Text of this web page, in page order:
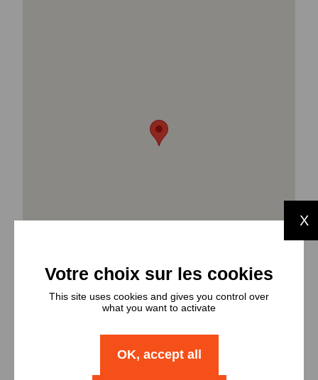
Types et
X
This site uses cookies and gives you control over
what you want to activate
OK, accept all